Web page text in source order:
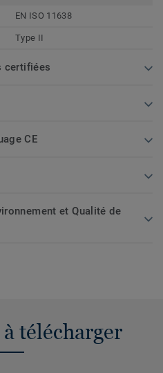
EN ISO 11638
Type II
certifiées
CE
et Qualité de
télécharger